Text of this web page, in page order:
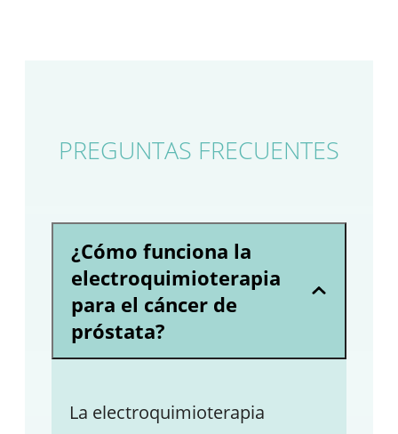
PREGUNTAS FRECUENTES
¿Cómo funciona la
electroquimioterapia
para el cáncer de
próstata?
La electroquimioterapia